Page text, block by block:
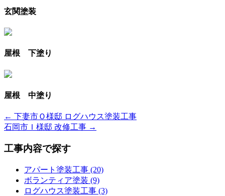
玄関塗装
屋根 下塗り
屋根 中塗り
← 下妻市Ｏ様邸 ログハウス塗装工事
石岡市Ｉ様邸 改修工事 →
工事内容で探す
アパート塗装工事 (20)
ボランティア塗装 (9)
ログハウス塗装工事 (3)